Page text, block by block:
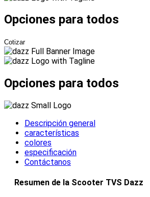
Opciones para todos
Cotizar
Opciones para todos
Descripción general
características
colores
especificación
Contáctanos
Resumen de la Scooter TVS Dazz